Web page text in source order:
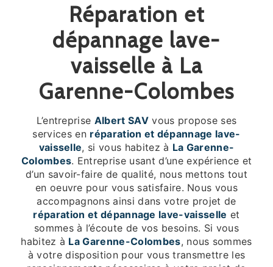
réparation et
dépannage lave-
vaisselle à La
Garenne-Colombes
L’entreprise Albert SAVvous propose ses
services en réparation et dépannage lave-
vaisselle, si vous habitez à La Garenne-
Colombes. Entreprise usant d’une expérience et
d’un savoir-faire de qualité, nous mettons tout
en oeuvre pour vous satisfaire. Nous vous
accompagnons ainsi dans votre projet de
réparation et dépannage lave-vaisselle et
sommes à l’écoute de vos besoins. Si vous
habitez à La Garenne-Colombes, nous sommes
à votre disposition pour vous transmettre les